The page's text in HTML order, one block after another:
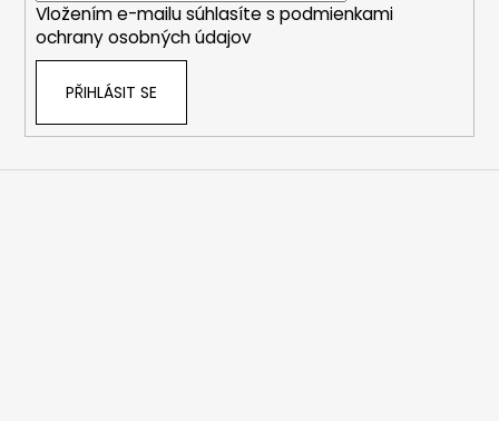
Vložením e-mailu súhlasíte s podmienkami
ochrany osobných údajov
PŘIHLÁSIT SE